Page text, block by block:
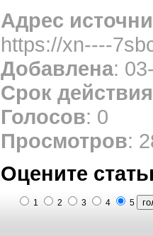
Адрес
https://xn----
Добавлена:
Срок действия
Голосов: 0
Просмотров:
Оцените
1 2 3 4 5